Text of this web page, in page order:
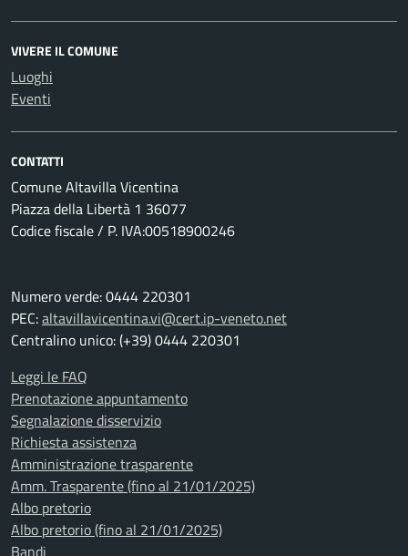
VIVERE IL COMUNE
Luoghi
Eventi
CONTATTI
Comune Altavilla Vicentina
Piazza della Libertà 1 36077
Codice fiscale / P. IVA:00518900246
Numero verde: 0444 220301
PEC:altavillavicentina.vi@cert.ip-veneto.net
Centralino unico: (+39) 0444 220301
Leggi le FAQ
Prenotazione appuntamento
Segnalazione disservizio
Richiesta assistenza
Amministrazione trasparente
Amm. Trasparente (fino al 21/01/2025)
Albo pretorio
Albo pretorio (fino al 21/01/2025)
Bandi